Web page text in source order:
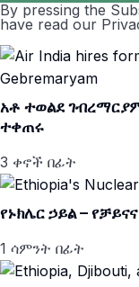
By pressing the
have read our
አቶ ተወልደ
ተቀጠሩ
3 ቀኖች በፊት
የኑክሌር ኃይል –
1 ሳምንት በፊት